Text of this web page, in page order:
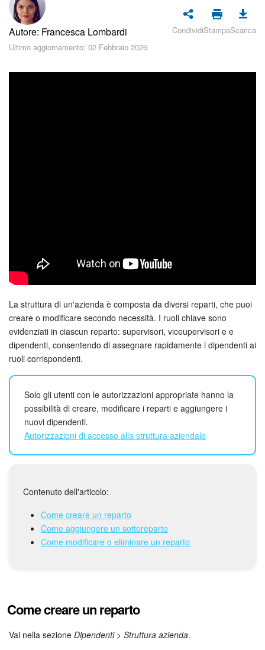
Piani e pagamento
Sicurezza in Bitrix24
Webmail
Incarichi e progetti
Progetti IA
Prenotazione online
Contact Center
Analisi CRM
Generatore BI
Online store
Dipendenti
Autore: Francesca Lombardi
Ultimo aggiornamento: 02 Febbraio 2026
CondividiStampaScarica
La struttura di un'azienda è composta da diversi reparti, che puoi
creare o modificare secondo necessità. I ruoli chiave sono
evidenziati in ciascun reparto: supervisori, viceupervisori e e
dipendenti, consentendo di assegnare rapidamente i dipendenti ai
ruoli corrispondenti.
Solo gli utenti con le autorizzazioni appropriate hanno la
possibilità di creare, modificare i reparti e aggiungere i
nuovi dipendenti.
Autorizzazioni di accesso alla struttura aziendale
Contenuto dell'articolo:
Come creare un reparto
Come aggiungere un sottoreparto
Come modificare o eliminare un reparto
Come creare un reparto
Vai nella sezione Dipendenti> Struttura azienda.